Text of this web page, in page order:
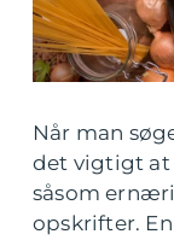
Når man
det vigtigt at
såsom
opskrifter.